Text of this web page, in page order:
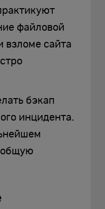
файловой
взломе сайта
бэкап
инцидента.
общую